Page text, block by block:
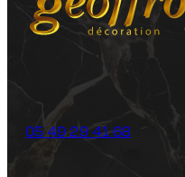
05 49 29 41 68